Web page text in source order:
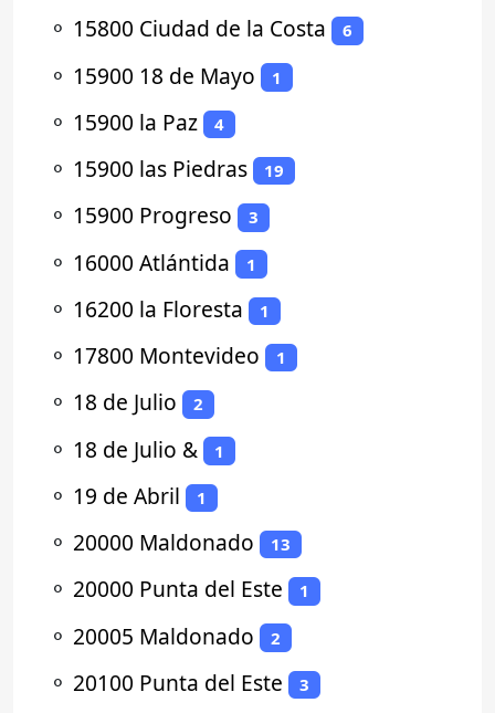
⚬ 15800 Ciudad de la Costa 6
⚬ 15900 18 de Mayo 1
⚬ 15900 la Paz 4
⚬ 15900 las Piedras 19
⚬ 15900 Progreso 3
⚬ 16000 Atlántida 1
⚬ 16200 la Floresta 1
⚬ 17800 Montevideo 1
⚬ 18 de Julio 2
⚬ 18 de Julio & 1
⚬ 19 de Abril 1
⚬ 20000 Maldonado 13
⚬ 20000 Punta del Este 1
⚬ 20005 Maldonado 2
⚬ 20100 Punta del Este 3